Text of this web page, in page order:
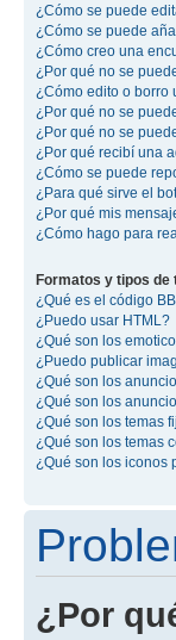
¿Cómo se puede
¿Cómo se puede
¿Cómo creo una
¿Por qué no se
¿Cómo edito o borro
¿Por qué no se
¿Por qué no se
¿Por qué recibí una
¿Cómo se puede
¿Para qué sirve el
¿Por qué mis
¿Cómo hago para
Formatos y tipos de
¿Qué es el código
¿Puedo usar HTML?
¿Qué son los
¿Puedo publicar
¿Qué son los
¿Qué son los
¿Qué son los temas
¿Qué son los temas
¿Qué son los iconos
¿Por